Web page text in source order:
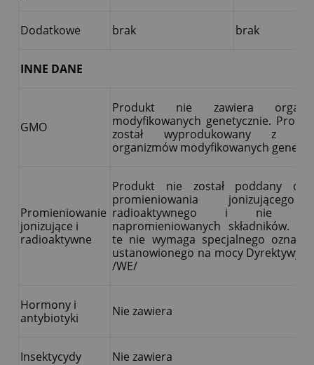
Dodatkowe brak brak
INNE DANE
GMO
Produkt nie zawiera
modyfikowanych genetycznie.
został wyprodukowany z
organizmów modyfikowanych
Promieniowanie
jonizujące i
radioaktywne
Produkt nie został poddany
promieniowania
radioaktywnego i nie
napromieniowanych składników.
te nie wymaga specjalnego
ustanowionego na mocy Dyrektywy
/WE/
Hormony i
antybiotyki
Nie zawiera
Insektycydy Nie zawiera